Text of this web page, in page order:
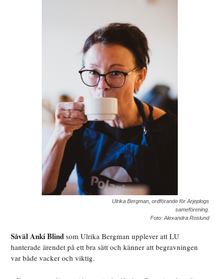
Ulrika Bergman, ordförande för Arjeplogs
sameförening.
Foto: Alexandra Roslund
Såväl Anki Blindsom Ulrika Bergman upplever att LU
hanterade ärendet på ett bra sätt och känner att begravningen
var både vacker och viktig.